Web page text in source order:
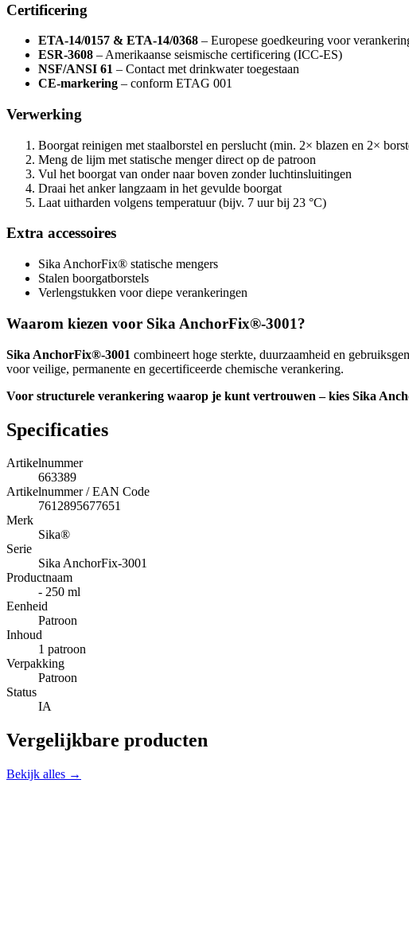
Certificering
ETA-14/0157 & ETA-14/0368 – Europese goedkeuring voor
ESR-3608 – Amerikaanse seismische certificering (ICC-ES)
NSF/ANSI 61 – Contact met drinkwater toegestaan
CE-markering – conform ETAG 001
Verwerking
Boorgat reinigen met staalborstel en perslucht (min. 2× blazen en 2×
Meng de lijm met statische menger direct op de patroon
Vul het boorgat van onder naar boven zonder luchtinsluitingen
Draai het anker langzaam in het gevulde boorgat
Laat uitharden volgens temperatuur (bijv. 7 uur bij 23 °C)
Extra accessoires
Sika AnchorFix® statische mengers
Stalen boorgatborstels
Verlengstukken voor diepe verankeringen
Waarom kiezen voor Sika AnchorFix®-3001?
Sika AnchorFix®-3001 combineert hoge sterkte, duurzaamheid en
voor veilige, permanente en gecertificeerde chemische verankering.
Voor structurele verankering waarop je kunt vertrouwen – kies Sika
Specificaties
Artikelnummer
663389
Artikelnummer / EAN Code
7612895677651
Merk
Sika®
Serie
Sika AnchorFix-3001
Productnaam
- 250 ml
Eenheid
Patroon
Inhoud
1 patroon
Verpakking
Patroon
Status
IA
Vergelijkbare producten
Bekijk alles →